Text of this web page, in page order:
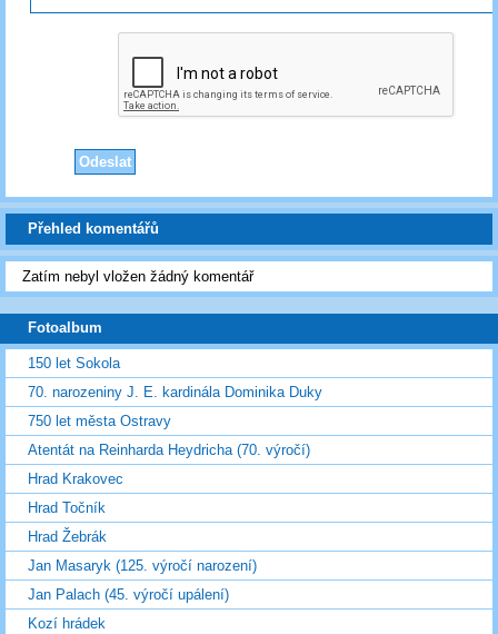
Přehled komentářů
Zatím nebyl vložen žádný komentář
Fotoalbum
150 let Sokola
70. narozeniny J. E. kardinála Dominika Duky
750 let města Ostravy
Atentát na Reinharda Heydricha (70. výročí)
Hrad Krakovec
Hrad Točník
Hrad Žebrák
Jan Masaryk (125. výročí narození)
Jan Palach (45. výročí upálení)
Kozí hrádek